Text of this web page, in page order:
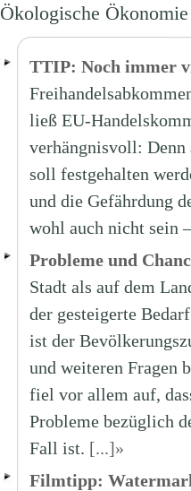
Ökologische
TTIP: Noch immer
ließ EU-
verhängnisvoll: Denn
soll festgehalten
und die Gefährdung
wohl auch nicht sein
Probleme und
Stadt als auf dem
der gesteigerte
ist der
und weiteren Fragen
fiel vor allem auf,
Probleme bezüglich
Fall ist. [...]»
Filmtipp: